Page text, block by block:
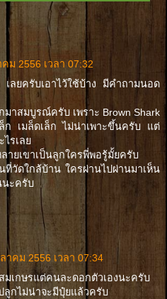
ม 2556 เวลา 07:32
ลยครับเอาไว้ใช้บ้าง มีคำถามนอด
มาสมบูรณ์ครับ เพราะ Brown Shark
ก เมล็ดเล็ก ไม่น่าเพาะขึ้นครับ แต่
รเลย
ายเขาเป็นลูกใครพี่พอรู้มั้ยครับ
ที่วัดใกล้บ้าน ใครผ่านไปผ่านมาเห็น
ะครับ
าคม 2556 เวลา 07:34
เกษรแต่คนละดอกตัวเองนะครับ
ลูกไม่น่าจะมีปุ๋ยแล้วครับ